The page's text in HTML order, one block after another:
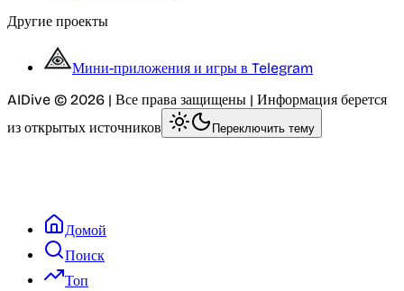
Другие проекты
Мини-приложения и игры в Telegram
AIDive © 2026 | Все права защищены | Информация берется
из открытых источников
Переключить тему
Домой
Поиск
Топ